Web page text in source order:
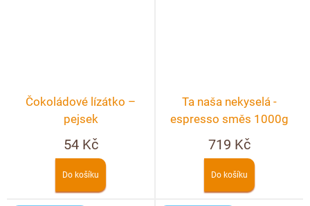
Čokoládové lízátko –
pejsek
54 Kč
Do košíku
Ta naša nekyselá -
espresso směs 1000g
719 Kč
Do košíku